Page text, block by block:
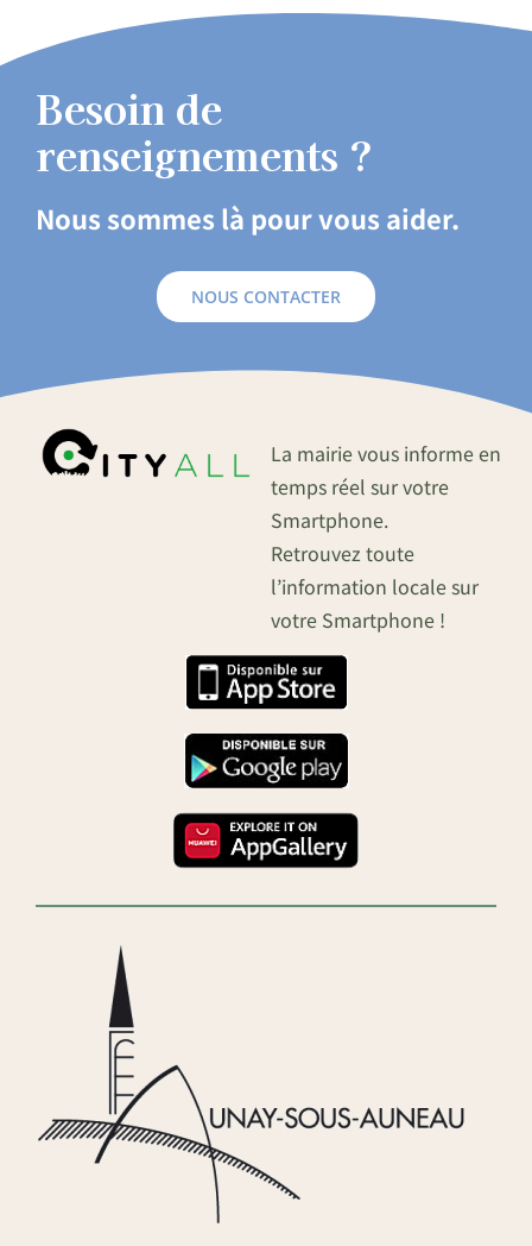
Besoin de
renseignements ?
Nous sommes là pour vous aider.
NOUS CONTACTER
La mairie vous informe en
temps réel sur votre
Smartphone.
Retrouvez toute
l’information locale sur
votre Smartphone !